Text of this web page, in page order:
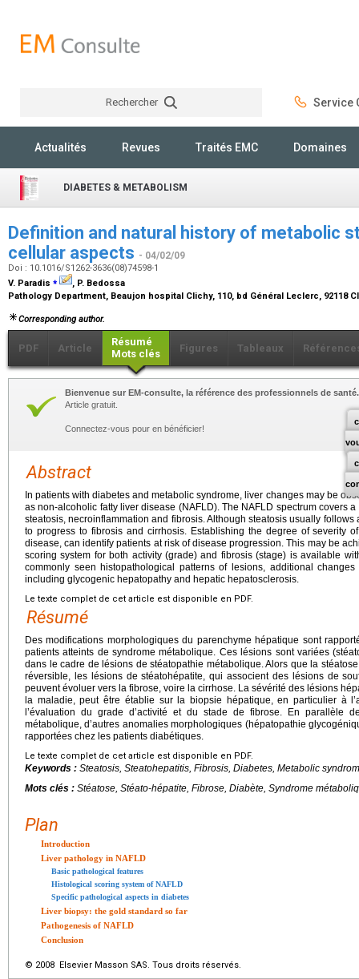
Rechercher Service
Actualités Revues Traités EMC Domaines
DIABETES & METABOLISM
Definition and natural history of metabolic
cellular aspects - 04/02/09
Doi : 10.1016/S1262-3636(08)74598-1
V. Paradis ⁎
, P. Bedossa
Pathology Department, Beaujon hospital Clichy, 110, bd Général Leclerc, 92118
Corresponding author.
PDF Article
Résumé
Mots clés
Figures Tableaux
Bienvenue sur EM-consulte, la référence des professionnels de santé.
Article gratuit.
Connectez-vous pour en bénéficier!
Abstract
In patients with diabetes and metabolic syndrome, liver changes may be
as non-alcoholic fatty liver disease (NAFLD). The NAFLD spectrum covers
steatosis, necroinflammation and fibrosis. Although steatosis usually
to progress to fibrosis and cirrhosis. Establishing the degree of severity
disease, can identify patients at risk of disease progression. This may be
scoring system for both activity (grade) and fibrosis (stage) is available
commonly seen histopathological patterns of lesions, additional
including glycogenic hepatopathy and hepatic hepatosclerosis.
Le texte complet de cet article est disponible en PDF.
Résumé
Des modifications morphologiques du parenchyme hépatique sont
patients atteints de syndrome métabolique. Ces lésions sont variées
dans le cadre de lésions de stéatopathie métabolique. Alors que la
réversible, les lésions de stéatohépatite, qui associent des lésions de
peuvent évoluer vers la fibrose, voire la cirrhose. La sévérité des lésions
la maladie, peut être établie sur la biopsie hépatique, en particulier à
l’évaluation du grade d’activité et du stade de fibrose. En parallèle
métabolique, d’autres anomalies morphologiques (hépatopathie
rapportées chez les patients diabétiques.
Le texte complet de cet article est disponible en PDF.
Keywords : Steatosis, Steatohepatitis, Fibrosis, Diabetes, Metabolic
Mots clés : Stéatose, Stéato-hépatite, Fibrose, Diabète, Syndrome
Plan
Introduction
Liver pathology in NAFLD
Basic pathological features
Histological scoring system of NAFLD
Specific pathological aspects in diabetes
Liver biopsy: the gold standard so far
Pathogenesis of NAFLD
Conclusion
© 2008 Elsevier Masson SAS. Tous droits réservés.